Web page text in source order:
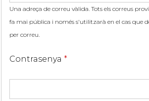
Una adreça de correu vàlida. Tots els correus
fa mai pública i només s'utilitzarà en el cas que
per correu.
Contrasenya *